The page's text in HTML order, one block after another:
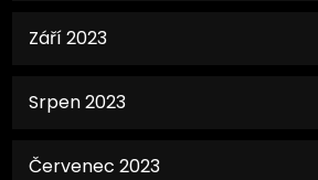
Září 2023
Srpen 2023
Červenec 2023